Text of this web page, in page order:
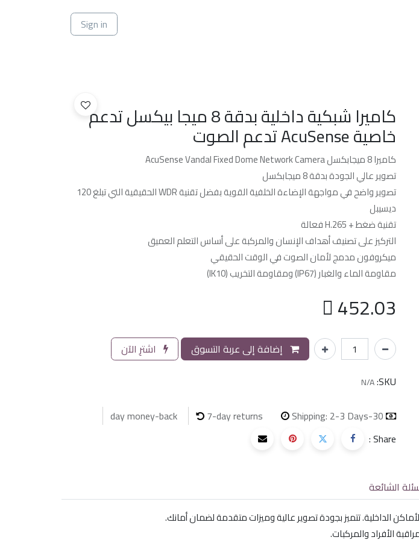
Sign in
كاميرا شبكية داخلية بدقة 8 ميجا بيكسل تدعم
خاصية AcuSense تدعم الصوت
كاميرا 8 ميجابكسل AcuSense Vandal Fixed Dome Network Camera
تصوير عالي الجودة بدقة 8 ميجابكسل
تصوير واضح في مواجهة الإضاءة الخلفية القوية بفضل تقنية WDR الحقيقية التي تبلغ 120
ديسيبل
تقنية ضغط + H.265 فعالة
التركيز على تصنيف أهداف الإنسان والمركبة على أساس التعلم العميق
ميكروفون مدمج لأمان الصوت في الوقت الحقيقي
مقاومة الماء والغبار (IP67) ومقاومة التخريب (IK10)
452.03
إضافة إلى عربة التسوق
اشترِ الآن
SKU:
N/A
30-day money-back
7-day returns
Shipping: 2-3 Days
Share :
الشائعة
الأفراد والمركبات.